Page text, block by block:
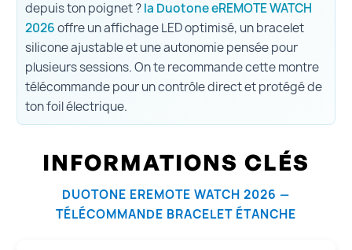
depuis ton poignet ?la Duotone eREMOTE WATCH
2026offre un affichage LED optimisé, un bracelet
silicone ajustable et une autonomie pensée pour
plusieurs sessions. On te recommande cette montre
télécommande pour un contrôle direct et protégé de
ton foil électrique.
INFORMATIONS CLÉS
DUOTONE EREMOTE WATCH 2026 —
TÉLÉCOMMANDE BRACELET ÉTANCHE